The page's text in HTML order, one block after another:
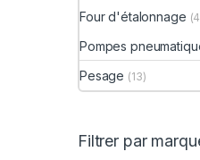
Four d'étalonnage
Pompes
Pesage (13)
Filtrer par